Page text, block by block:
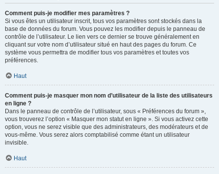
Comment puis-je modifier mes paramètres ?
Si vous êtes un utilisateur inscrit, tous vos paramètres sont stockés dans la
base de données du forum. Vous pouvez les modifier depuis le panneau de
contrôle de l’utilisateur. Le lien vers ce dernier se trouve généralement en
cliquant sur votre nom d’utilisateur situé en haut des pages du forum. Ce
système vous permettra de modifier tous vos paramètres et toutes vos
préférences.
Haut
Comment puis-je masquer mon nom d’utilisateur de la liste des utilisateurs
en ligne ?
Dans le panneau de contrôle de l’utilisateur, sous « Préférences du forum »,
vous trouverez l’option « Masquer mon statut en ligne ». Si vous activez cette
option, vous ne serez visible que des administrateurs, des modérateurs et de
vous-même. Vous serez alors comptabilisé comme étant un utilisateur
invisible.
Haut